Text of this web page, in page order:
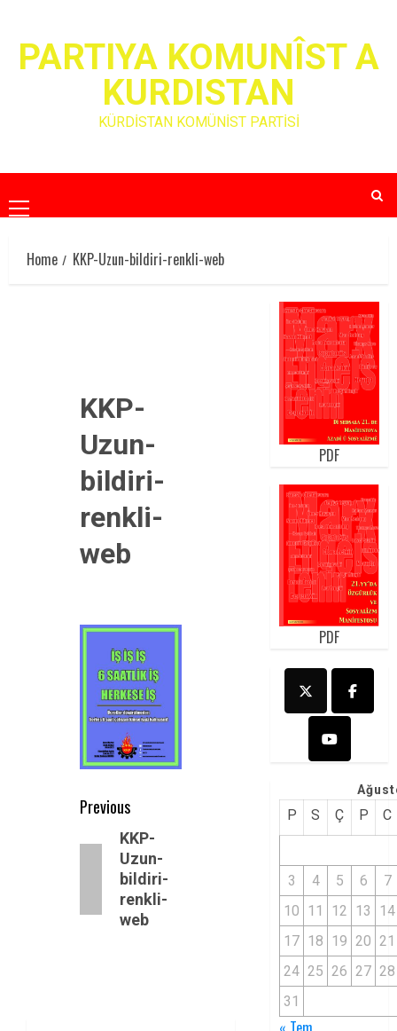
contentPARTIYA KOMUNÎST A
KURDISTAN
KÜRDİSTAN KOMÜNİST PARTİSİ
Primary
Menu
Home
KKP-Uzun-bildiri-renkli-web
KKP-
Uzun-
bildiri-
renkli-
web
Post
navigation
Previous
PreviousKKP-
Uzun-
bildiri-
renkli-
web
PDF
PDF
P S Ç P C
3 4 5 6
7
10 11 12 13
14
17 18 19 20 21
24 25 26 27 28
31